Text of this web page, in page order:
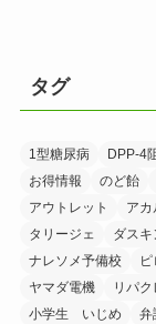
タグ
1型糖尿病 DPP-4
お得情報
のど飴
アウトレット
アカ
タリージェ
ダスキ
ナレソメ予備校
ヤマダ電機
リパ
小学生 いじめ
弁